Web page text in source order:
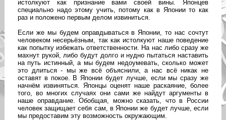
истолкуют как признание вами своей вины. Японцев
специально надо этому учить, потому как в Японии то как
раз и положено первым делом извиниться.
Если же мы будем оправдываться в Японии, то нас сочтут
человеком несерьёзным, так как истолкуют наше поведение
как попытку избежать ответственности. На нас либо сразу же
махнут рукой, либо будут долго и нудно пытаться наставить
на путь истинный, а мы будем недоумевать, сколько может
это длиться - мы же всё объяснили, а нас всё никак не
оставят в покое. В Японии будет лучше, если мы сразу же
начнём извиняться. Японцы оценят наше раскаяние, более
того, во многих случаях они сами же найдут аргументы в
наше оправдание. Обобщая, можно сказать, что в России
человек защищает себя сам, в Японии же будет лучше, если
мы предоставим эту возможность окружающим.